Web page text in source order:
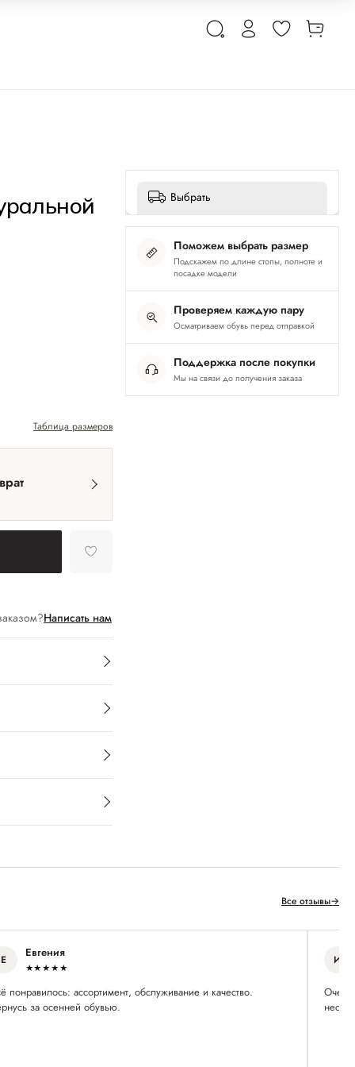
Таблица размеров
Написать нам
Выбрать
Поможем выбрать размер
Подскажем по длине стопы, полноте и
посадке модели
Проверяем каждую пару
Осматриваем обувь перед отправкой
Поддержка после покупки
Мы на связи до получения заказа
Все отзывы→
Е Евгения
★★★★★
понравилось: ассортимент, обслуживание и качество.
за осенней обувью.
И
Очень